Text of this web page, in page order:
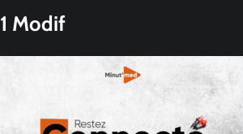
1 Modif